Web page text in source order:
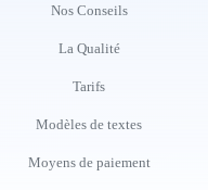
Nos Conseils
La Qualité
Tarifs
Modèles de textes
Moyens de paiement